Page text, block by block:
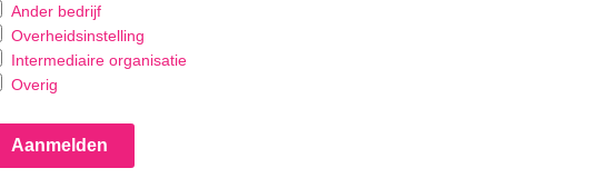
Ander bedrijf
Overheidsinstelling
Intermediaire organisatie
Overig
Aanmelden